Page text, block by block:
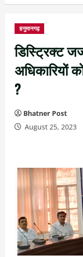
हनुमानगढ़
डिस्ट्रिक्ट
अधिकारियों
?
Bhatner Post
August 25, 2023